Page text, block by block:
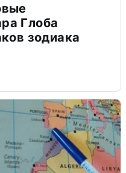
Глоба
зодиака